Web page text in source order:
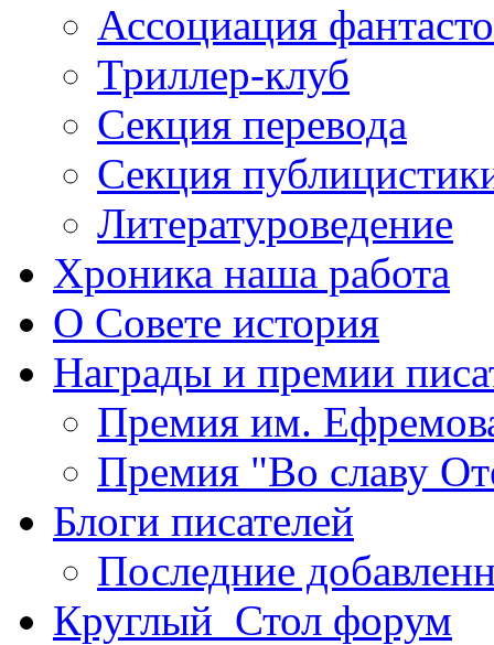
Ассоциация
Триллер-клуб
Секция перевода
Секция
Литературоведение
Хроника наша работа
О Совете история
Награды и премии
Премия им.
Премия "Во славу
Блоги писателей
Последние
Круглый_Стол форум